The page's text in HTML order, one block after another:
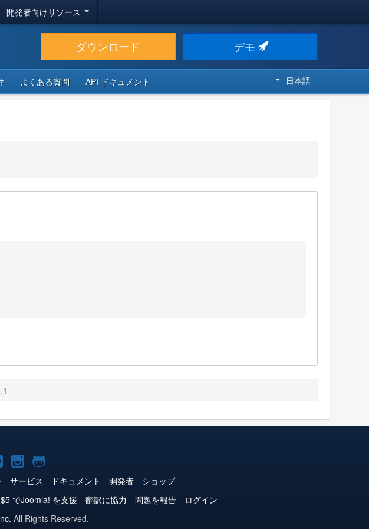
開発者向けリソース
ダウンロード デモ
よくある質問 API ドキュメント 日本語
Joomla!
Instagram
Joomla!
GitHub
サービス ドキュメント 開発者
ショップ
$5 でJoomla! を支援 翻訳に協力 問題を報告
ログイン
All Rights Reserved.